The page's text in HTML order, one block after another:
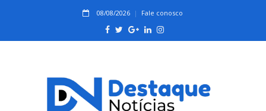
08/08/2026 Fale conosco